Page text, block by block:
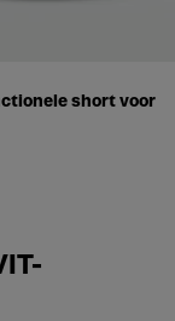
short voor